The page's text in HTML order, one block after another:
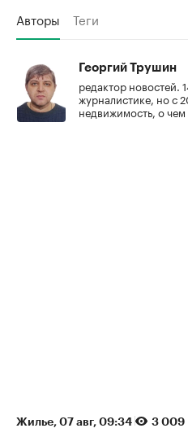
Авторы Теги
Георгий Трушин
редактор новостей.
журналистике, но с
недвижимость, о
Жилье⁠, 07 авг, 09:34 3 009